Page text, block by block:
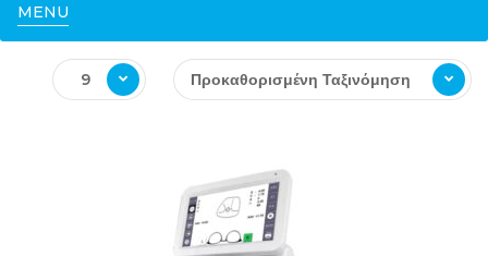
MENU
Προκαθορισμένη Ταξινόμηση
9